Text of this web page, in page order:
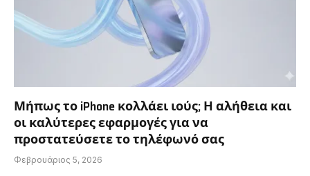
Μήπως το iPhone κολλάει ιούς; Η αλήθεια και
οι καλύτερες εφαρμογές για να
προστατεύσετε το τηλέφωνό σας
Φεβρουάριος 5, 2026